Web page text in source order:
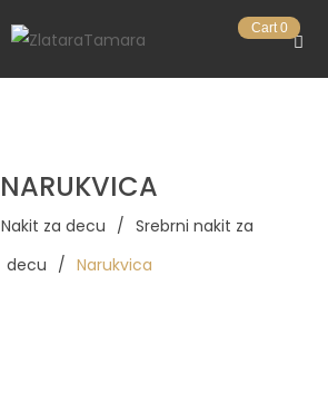
Cart 0
NARUKVICA
Nakit za decu / Srebrni nakit za
decu / Narukvica